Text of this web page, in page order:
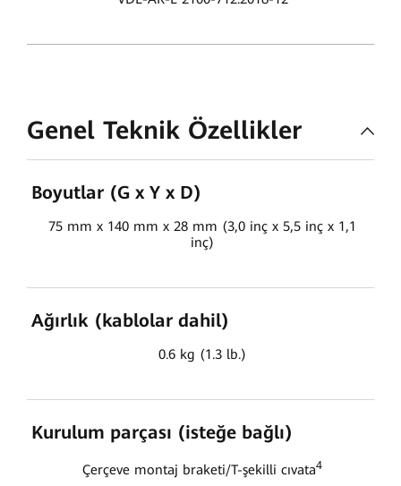
Genel Teknik Özellikler
Boyutlar (G x Y x D)
75 mm x 140 mm x 28 mm (3,0 inç x 5,5 inç x 1,1
inç)
Ağırlık (kablolar dahil)
0.6 kg (1.3 lb.)
Kurulum parçası (isteğe bağlı)
Çerçeve montaj braketi/T-şekilli cıvata4